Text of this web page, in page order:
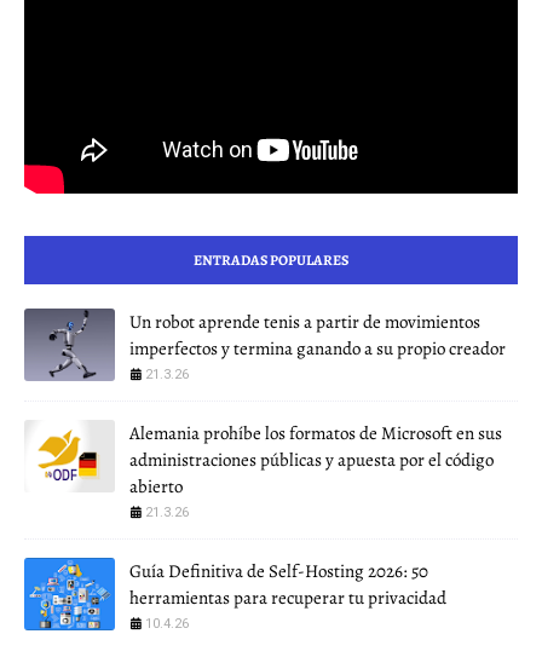
ENTRADAS POPULARES
Un robot aprende tenis a partir de movimientos
imperfectos y termina ganando a su propio creador
21.3.26
Alemania prohíbe los formatos de Microsoft en sus
administraciones públicas y apuesta por el código
abierto
21.3.26
Guía Definitiva de Self-Hosting 2026: 50
herramientas para recuperar tu privacidad
10.4.26